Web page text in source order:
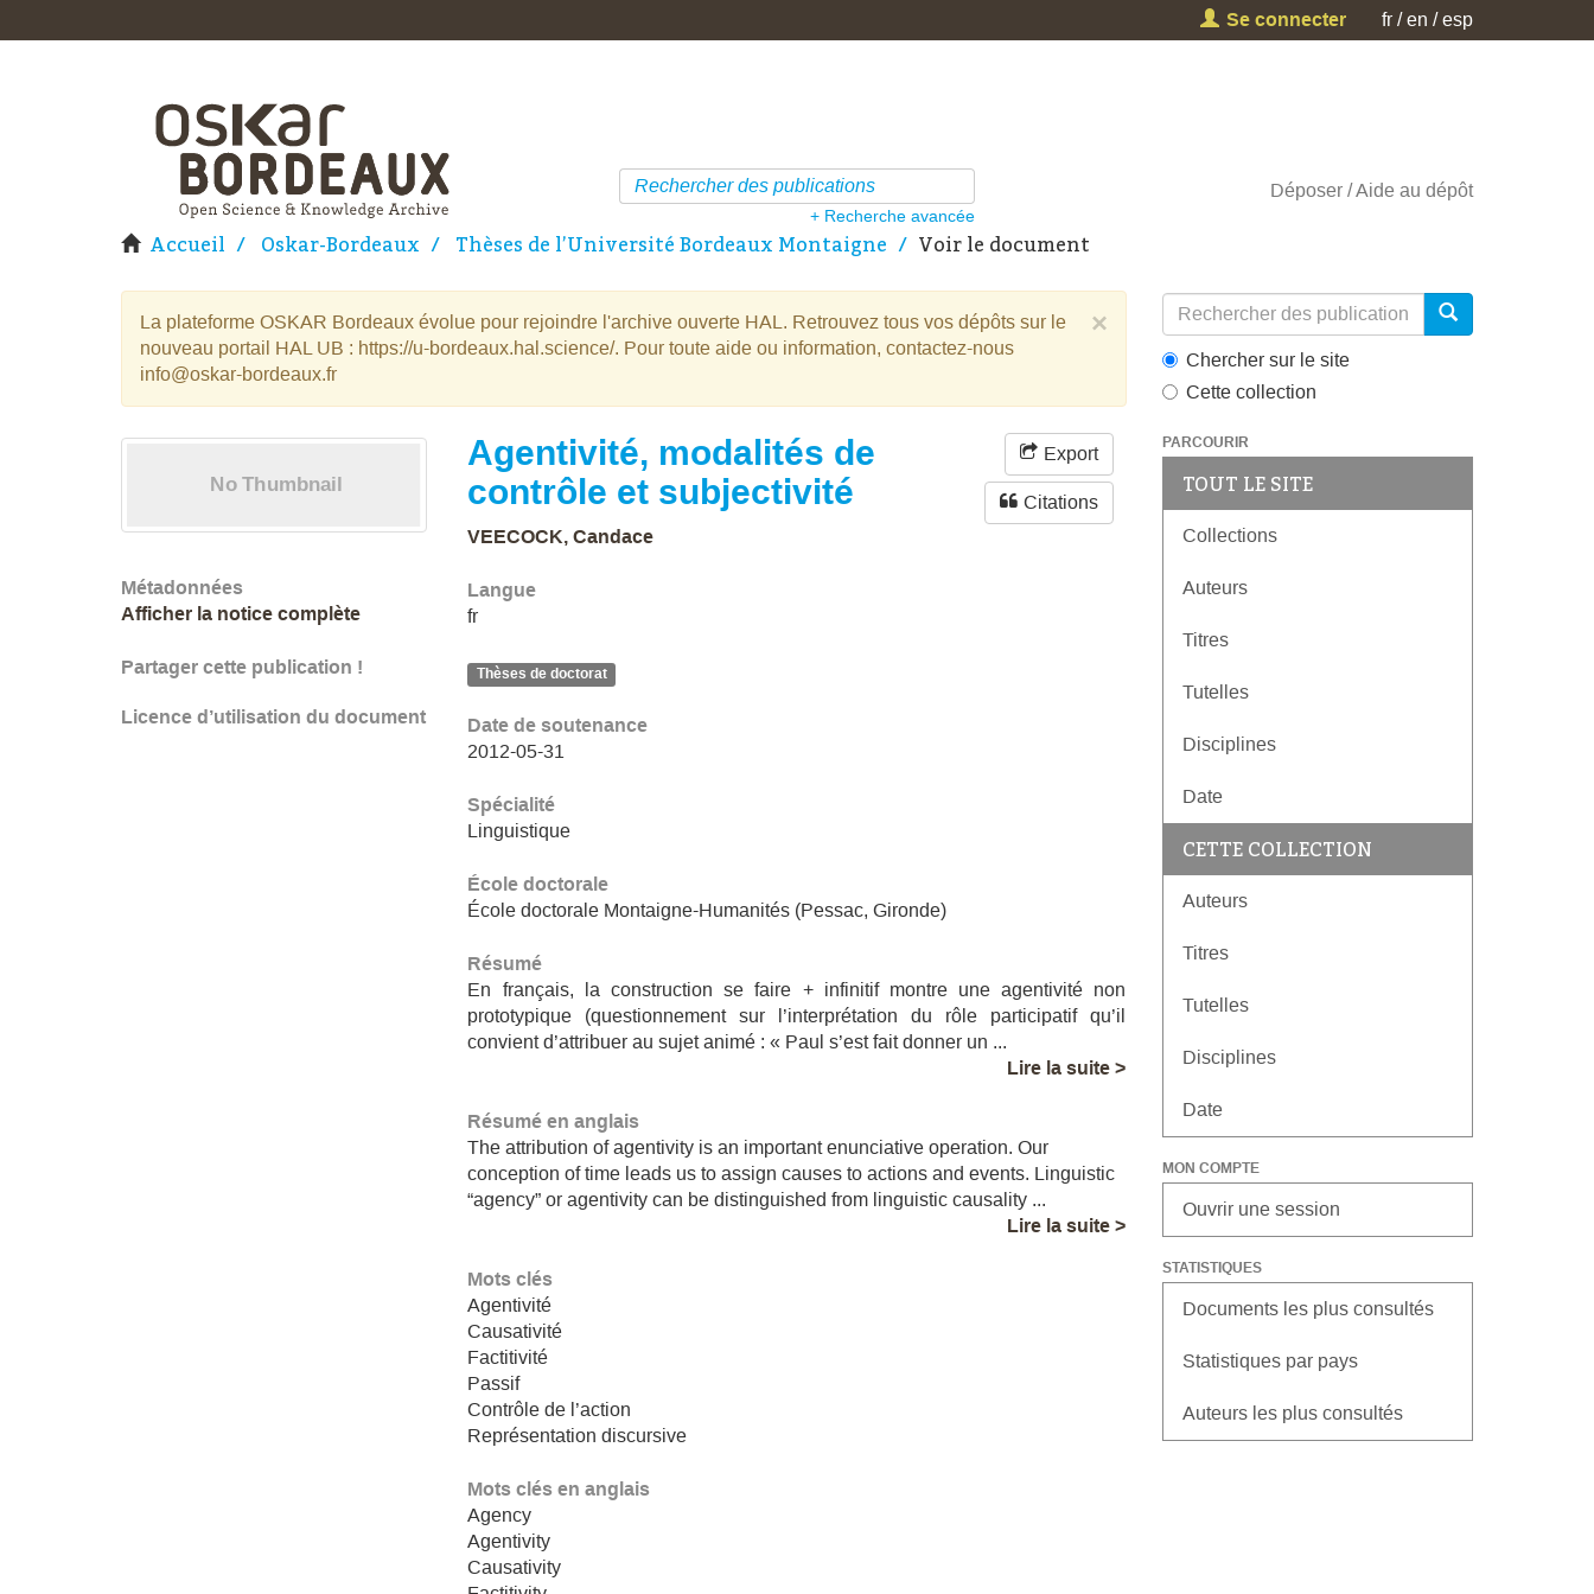
Se connecter fr en esp
+ Recherche avancée
Déposer Aide au dépôt
Accueil Oskar-Bordeaux Thèses de l’Université Bordeaux Montaigne Voir le document
×
La plateforme OSKAR Bordeaux évolue pour rejoindre l'archive ouverte HAL. Retrouvez tous vos dépôts sur le
nouveau portail HAL UB : https://u-bordeaux.hal.science/. Pour toute aide ou information, contactez-nous
info@oskar-bordeaux.fr
Métadonnées
Afficher la notice complète
Partager cette publication !
Licence d’utilisation du document
Agentivité, modalités de
contrôle et subjectivité
Export
Citations
VEECOCK, Candace
Langue
fr
Thèses de doctorat
Date de soutenance
2012-05-31
Spécialité
Linguistique
École doctorale
École doctorale Montaigne-Humanités (Pessac, Gironde)
Résumé
En français, la construction se faire + infinitif montre une agentivité non
prototypique (questionnement sur l’interprétation du rôle participatif qu’il
convient d’attribuer au sujet animé : « Paul s’est fait donner un ...
Lire la suite >
Résumé en anglais
The attribution of agentivity is an important enunciative operation. Our
conception of time leads us to assign causes to actions and events. Linguistic
“agency” or agentivity can be distinguished from linguistic causality ...
Lire la suite >
Mots clés
Agentivité
Causativité
Factitivité
Passif
Contrôle de l’action
Représentation discursive
Mots clés en anglais
Agency
Agentivity
Causativity
Chercher sur le site
Cette collection
PARCOURIR
TOUT LE SITE
Collections
Auteurs
Titres
Tutelles
Disciplines
Date
CETTE COLLECTION
Auteurs
Titres
Tutelles
Disciplines
Date
MON COMPTE
Ouvrir une session
STATISTIQUES
Documents les plus consultés
Statistiques par pays
Auteurs les plus consultés